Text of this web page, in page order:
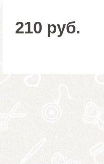
210 руб.